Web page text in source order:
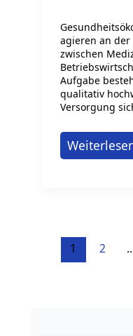
agieren an
zwischen
Aufgabe
qualitativ
Versorgung
1 2